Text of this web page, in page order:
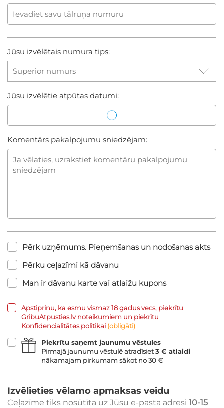
Jūsu izvēlētais numura tips:
Jūsu izvēlētie atpūtas datumi:
Komentārs pakalpojumu sniedzējam:
Pērk uzņēmums. Pieņemšanas un nodošanas akts
Pērku ceļazīmi kā dāvanu
Man ir dāvanu karte vai atlaižu kupons
Apstiprinu, ka esmu vismaz 18 gadus vecs, piekrītu
GribuAtpusties.lvnoteikumiem un piekrītu
Konfidencialitātes politikai (obligāti)
Piekrītu saņemt jaunumu vēstules
Pirmajā jaunumu vēstulē atradīsiet3 € atlaidi
nākamajam pirkumam sākot no 30 €
Izvēlieties vēlamo apmaksas veidu
Ceļazīme tiks nosūtīta uz Jūsu e-pasta adresi 10-15